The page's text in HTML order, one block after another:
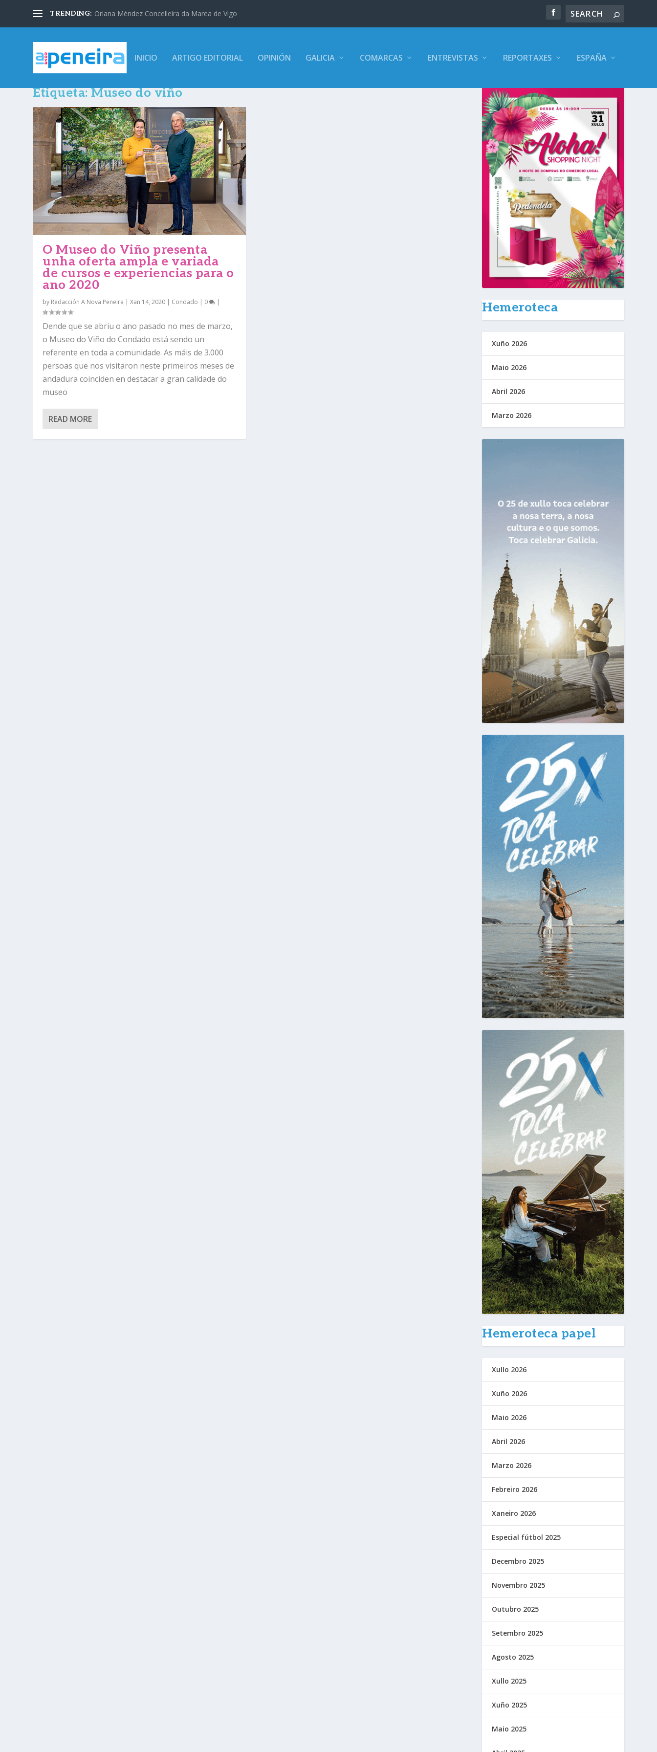
TRENDING: Oriana Méndez Concelleira da Marea de Vigo
INICIO ARTIGO EDITORIAL OPINIÓN GALICIA COMARCAS ENTREVISTAS REPORTAXES ESPAÑA
Etiqueta:Museo do viño
O Museo do Viño presenta
unha oferta ampla e variada
de cursos e experiencias para o
ano 2020
by Redacción A Nova Peneira |Xan 14, 2020 | Condado | 0 |
Dende que se abriu o ano pasado no mes de marzo,
o Museo do Viño do Condado está sendo un
referente en toda a comunidade. As máis de 3.000
persoas que nos visitaron neste primeiros meses de
andadura coinciden en destacar a gran calidade do
museo
READ MORE
Hemeroteca
Xuño 2026
Maio 2026
Abril 2026
Marzo 2026
Hemeroteca papel
Xullo 2026
Xuño 2026
Maio 2026
Abril 2026
Marzo 2026
Febreiro 2026
Xaneiro 2026
Especial fútbol 2025
Decembro 2025
Novembro 2025
Outubro 2025
Setembro 2025
Agosto 2025
Xullo 2025
Xuño 2025
Maio 2025